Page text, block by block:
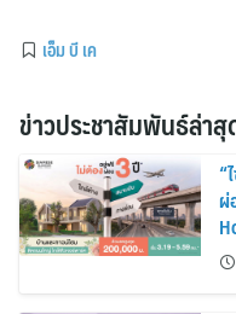
เอ็ม บี เค
ข่าวประชาสัมพันธ์ล่าสุ
“
ผ่
ส่